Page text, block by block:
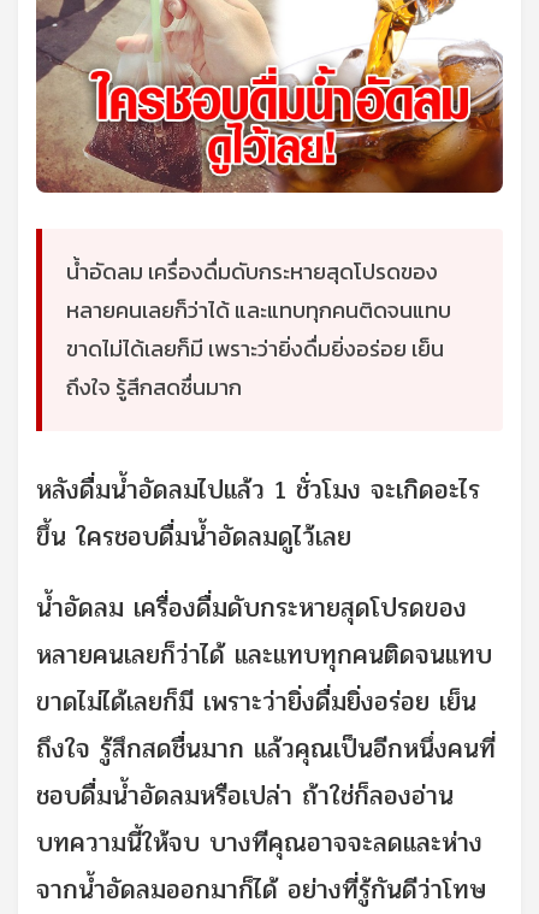
น้ำอัดลม เครื่องดื่มดับกระหายสุดโปรดของ
หลายคนเลยก็ว่าได้ และแทบทุกคนติดจนแทบ
ขาดไม่ได้เลยก็มี เพราะว่ายิ่งดื่มยิ่งอร่อย เย็น
ถึงใจ รู้สึกสดชื่นมาก
หลังดื่มน้ำอัดลมไปแล้ว 1 ชั่วโมง จะเกิดอะไร
ขึ้น ใครชอบดื่มน้ำอัดลมดูไว้เลย
น้ำอัดลม เครื่องดื่มดับกระหายสุดโปรดของ
หลายคนเลยก็ว่าได้ และแทบทุกคนติดจนแทบ
ขาดไม่ได้เลยก็มี เพราะว่ายิ่งดื่มยิ่งอร่อย เย็น
ถึงใจ รู้สึกสดชื่นมาก แล้วคุณเป็นอีกหนึ่งคนที่
ชอบดื่มน้ำอัดลมหรือเปล่า ถ้าใช่ก็ลองอ่าน
บทความนี้ให้จบ บางทีคุณอาจจะลดและห่าง
จากน้ำอัดลมออกมาก็ได้ อย่างที่รู้กันดีว่าโทษ